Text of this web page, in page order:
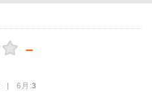
－
| 6月:3